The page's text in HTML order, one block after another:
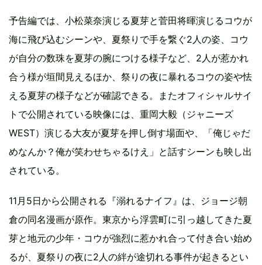
予告編では、小松菜奈演じる夏芽と菅田将暉演じるコウが
海に飛び込むシーンや、夏祭りで手を繋ぐ2人の姿、コウ
が自分の数珠を夏芽の腕につける様子など、2人が惹かれ
合う様が垣間見えるほか、祭りの夜に暴れるコウの姿や怯
える夏芽の様子などが確認できる。またオフィシャルサイ
トで公開されている映像には、重岡大毅（ジャニーズ
WEST）演じる大友が夏芽を押し倒す場面や、「俺じゃだ
めなんか？俺が笑わせちゃるけえ」と話すシーンも映し出
されている。
11月5日から公開される『溺れるナイフ』は、ジョージ朝
倉の同名漫画が原作。東京から浮雲町に引っ越してきた夏
芽と地元の少年・コウが強烈に惹かれ合って付き合い始め
るが、夏祭りの夜に2人の絆が途切れる事件が起きるとい